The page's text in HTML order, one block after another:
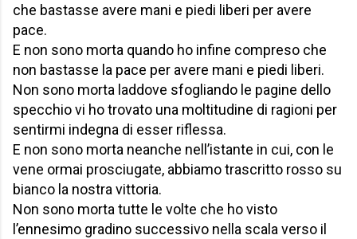
che bastasse avere mani e piedi liberi per avere
pace.
E non sono morta quando ho infine compreso che
non bastasse la pace per avere mani e piedi liberi.
Non sono morta laddove sfogliando le pagine dello
specchio vi ho trovato una moltitudine di ragioni per
sentirmi indegna di esser riflessa.
E non sono morta neanche nell’istante in cui, con le
vene ormai prosciugate, abbiamo trascritto rosso su
bianco la nostra vittoria.
Non sono morta tutte le volte che ho visto
l’ennesimo gradino successivo nella scala verso il